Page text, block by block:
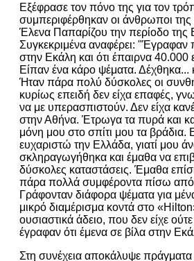
Εξέφρασε τον πόνο της για τον
συμπεριφέρθηκαν οι άνθρωποι
Έλενα Παπαρίζου την περίοδο της
Συγκεκριμένα αναφέρει: "Έγραφαν
στην Εκάλη και ότι έπαιρνα
Είπαν ένα κάρο ψέματα. Δέχθηκα...
Ήταν πάρα πολύ δύσκολες οι
κυρίως επειδή δεν είχα επαφές,
να με υπερασπιστούν. Δεν είχα
στην Αθήνα. Έτρωγα τα πυρά και
μόνη μου στο σπίτι μου τα
ευχαριστώ την Ελλάδα, γιατί μου
σκληραγωγήθηκα και έμαθα να
δύσκολες καταστάσεις. Έμαθα
πάρα πολλά συμφέροντα πίσω
Γράφονταν διάφορα ψέματα για
μικρό διαμέρισμα κοντά στο
ουσιαστικά άδειο, που δεν είχε
έγραφαν ότι έμενα σε βίλα στην
Στη συνέχεια αποκάλυψε